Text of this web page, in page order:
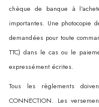
chèque de banque à
importantes. Une
demandées pour toute
TTC) dans le cas ou le
expressément écrites.
Tous les règlements
CONNECTION. Les